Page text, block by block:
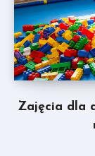
Zajęcia dla